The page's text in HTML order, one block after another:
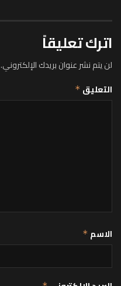
اترك تعليقاً
لن يتم نشر عنوان بريدك الإلكتروني.
التعليق *
الاسم *